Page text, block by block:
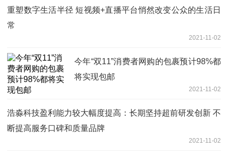
重塑数字生活半径 短视频+直播平台悄然改变公众的生活日
常
2021-11-02
今年“双11”消费者网购的包裹预计98%都
将实现包邮
2021-11-02
浩淼科技盈利能力较大幅度提高：长期坚持超前研发创新 不
断提高服务口碑和质量品牌
2021-11-02